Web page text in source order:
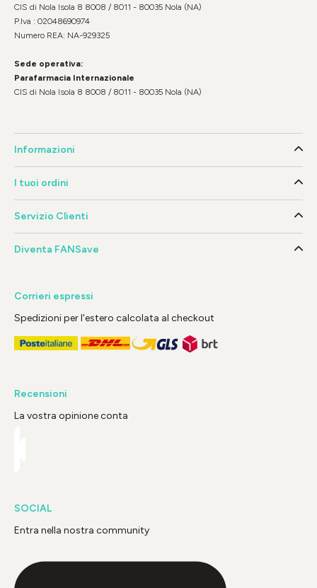
CIS di Nola Isola 8 8008 / 8011 - 80035 Nola (NA)
P.Iva : 02048690974
Numero REA: NA-929325
Sede operativa:
Parafarmacia Internazionale
CIS di Nola Isola 8 8008 / 8011 - 80035 Nola (NA)
Informazioni
I tuoi ordini
Servizio Clienti
Diventa FANSave
Corrieri espressi
Spedizioni per l'estero calcolata al checkout
Recensioni
La vostra opinione conta
SOCIAL
Entra nella nostra community